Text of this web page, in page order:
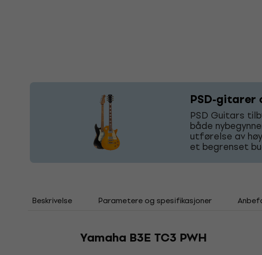
PSD-gitarer
PSD Guitars
både
utførelse av
et begrenset
Beskrivelse Parametere og spesifikasjoner
Yamaha B3E TC3 PWH